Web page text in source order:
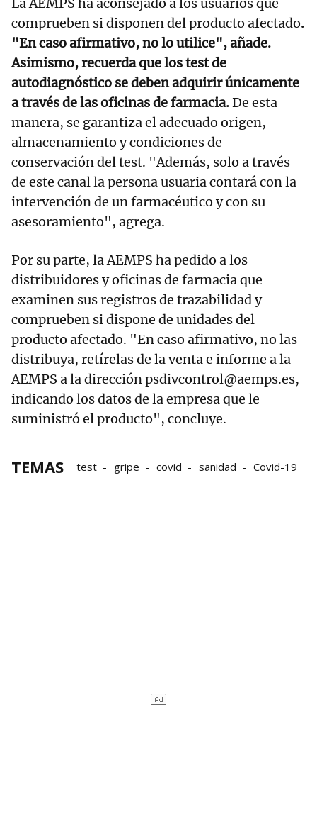
La AEMPS ha aconsejado a los usuarios que
comprueben si disponen del producto afectado.
"En caso afirmativo, no lo utilice", añade.
Asimismo, recuerda que los test de
autodiagnóstico se deben adquirir únicamente
a través de las oficinas de farmacia.De esta
manera, se garantiza el adecuado origen,
almacenamiento y condiciones de
conservación del test. "Además, solo a través
de este canal la persona usuaria contará con la
intervención de un farmacéutico y con su
asesoramiento", agrega.
Por su parte, la AEMPS ha pedido a los
distribuidores y oficinas de farmacia que
examinen sus registros de trazabilidad y
comprueben si dispone de unidades del
producto afectado. "En caso afirmativo, no las
distribuya, retírelas de la venta e informe a la
AEMPS a la dirección psdivcontrol@aemps.es,
indicando los datos de la empresa que le
suministró el producto", concluye.
TEMAS test gripe covid sanidad Covid-19